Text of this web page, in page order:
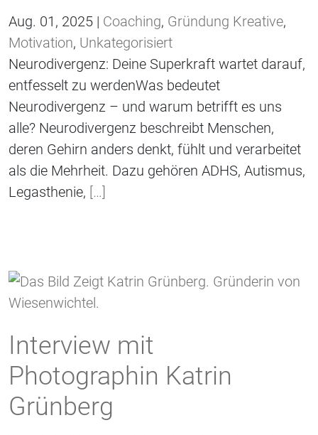
Aug. 01, 2025 | Coaching, Gründung Kreative,
Motivation, Unkategorisiert
Neurodivergenz: Deine Superkraft wartet darauf,
entfesselt zu werdenWas bedeutet
Neurodivergenz – und warum betrifft es uns
alle? Neurodivergenz beschreibt Menschen,
deren Gehirn anders denkt, fühlt und verarbeitet
als die Mehrheit. Dazu gehören ADHS, Autismus,
Legasthenie, […]
Interview mit
Photographin Katrin
Grünberg